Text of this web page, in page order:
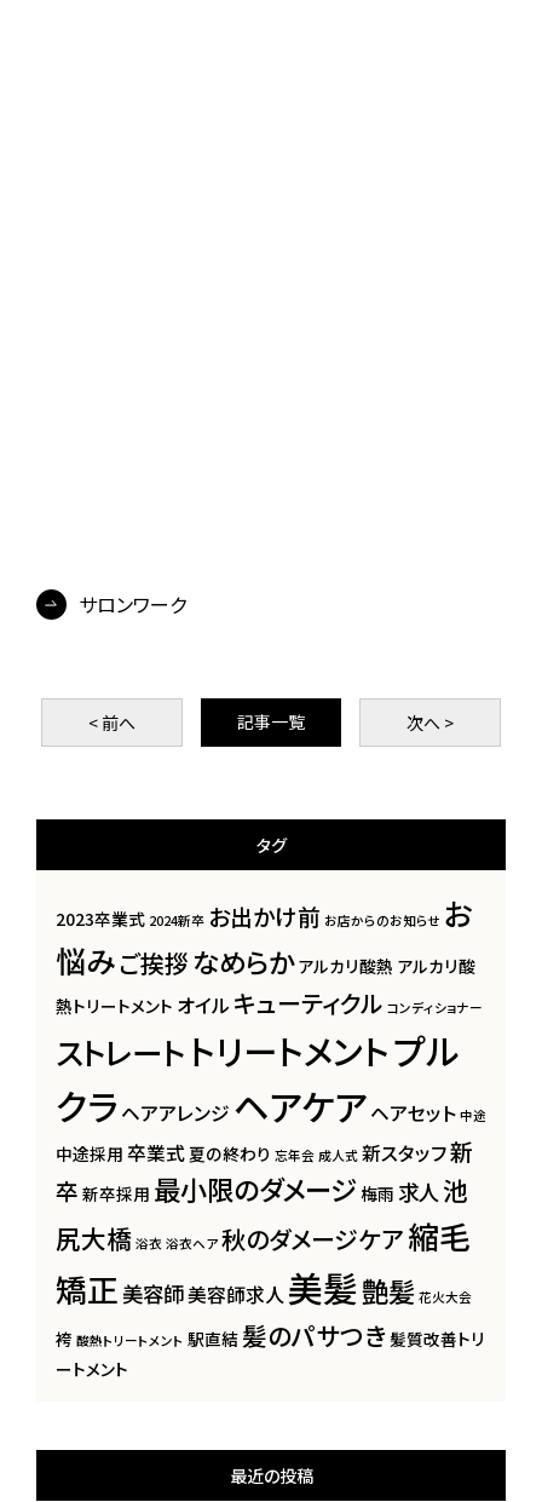
サロンワーク
< 前へ 記事一覧 次へ >
タグ
2023卒業式 2024新卒 お出かけ前 お店からのお知らせ お
悩みご挨拶 なめらか アルカリ酸熱 アルカリ酸
熱トリートメント オイル キューティクル コンディショナー
ストレート トリートメントプル
クラ ヘアアレンジ ヘアケアヘアセット 中途
中途採用 卒業式夏の終わり 忘年会 成人式 新スタッフ新
卒 新卒採用 最小限のダメージ梅雨 求人池
尻大橋 浴衣 浴衣ヘア 秋のダメージケア縮毛
矯正 美容師美容師求人美髪艶髪 花火大会
袴 酸熱トリートメント 駅直結 髪のパサつき 髪質改善トリ
ートメント
最近の投稿